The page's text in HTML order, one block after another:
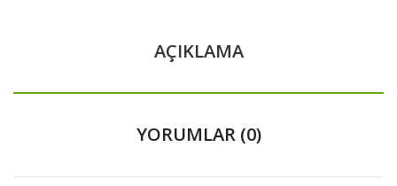
AÇIKLAMA
YORUMLAR (0)